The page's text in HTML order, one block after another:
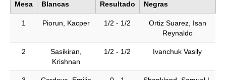
Mesa Blancas Resultado Negras
1 Piorun, Kacper 1/2 - 1/2
Ortiz Suarez, Isan
Reynaldo
2
Sasikiran,
Krishnan
1/2 - 1/2 Ivanchuk Vasily